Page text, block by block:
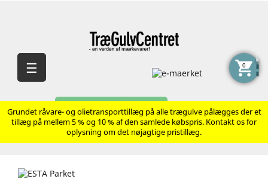
AVANCERET SØGNING
shopping_cart
0
Skift
navigation
☰
Grundet råvare- og olietransporttillæg på alle trægulve pålægges der et
tillæg på mellem 5 % og 10 % af den samlede købspris. Kontakt os for
oplysning om det nøjagtige pristillæg.